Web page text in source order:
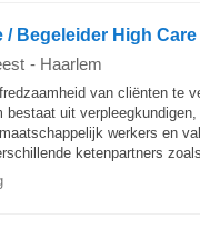
/ Begeleider High Care
- Haarlem
van cliënten te
bestaat uit verpleegkundigen,
werkers en
ketenpartners